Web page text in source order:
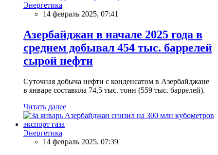
Энергетика
14 февраль 2025, 07:41
Азербайджан в начале 2025 года в
среднем добывал 454 тыс. баррелей
сырой нефти
Суточная добыча нефти с конденсатом в Азербайджане
в январе составила 74,5 тыс. тонн (559 тыс. баррелей).
Читать далее
Энергетика
14 февраль 2025, 07:39